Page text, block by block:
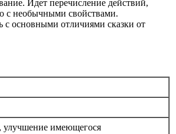
Идет перечисление действий,
с необычными свойствами.
с основными отличиями сказки от
улучшение имеющегося